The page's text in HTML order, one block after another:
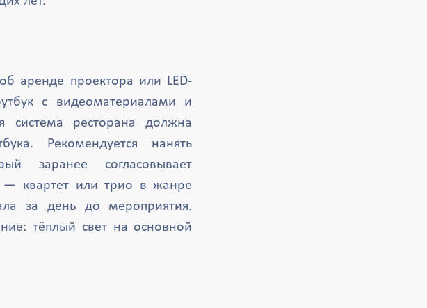
аренде проектора или LED-
с видеоматериалами и
система ресторана должна
Рекомендуется нанять
заранее согласовывает
квартет или трио в жанре
за день до мероприятия.
тёплый свет на основной